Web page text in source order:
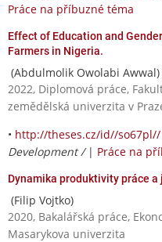
Práce na příbuzné téma
Effect of Education and
Farmers in Nigeria.
(Abdulmolik Owolabi Awwal)
2022, Diplomová práce,
zemědělská univerzita v
• http://theses.cz/id//so67pl//
Development / | Práce na
Dynamika produktivity práce
(Filip Vojtko)
2020, Bakalářská práce,
Masarykova univerzita